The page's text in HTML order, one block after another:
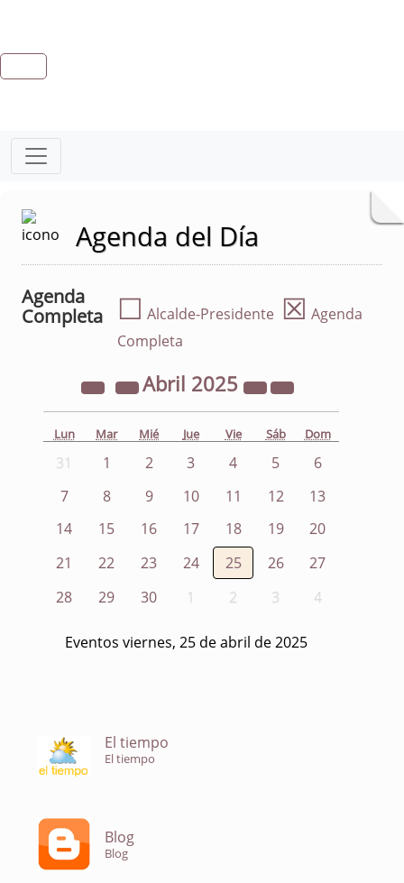
Agenda del Día
Agenda
Completa
☐ Alcalde-Presidente ☒ Agenda
Completa
Abril 2025
Lun Mar Mié Jue Vie Sáb Dom
31 1 2 3 4 5
6
7
8 9 10 11 12
13
14
15 16 17 18 19
20
21
22 23 24 25 26
27
28
29 30 1 2 3 4
Eventos viernes, 25 de abril de 2025
El tiempo
El tiempo
Blog
Blog